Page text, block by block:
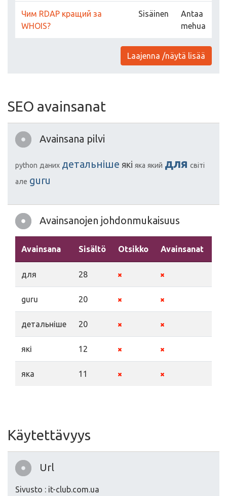
Чим RDAP кращий за
WHOIS?
Sisäinen
Antaa
mehua
Laajenna /näytä lisää
SEO avainsanat
Avainsana pilvi
python даних детальніше які яка який для світі
але guru
Avainsanojen johdonmukaisuus
Avainsana Sisältö Otsikko Avainsanat
для 28
guru 20
детальніше 20
які 12
яка 11
Käytettävyys
Url
Sivusto : it-club.com.ua